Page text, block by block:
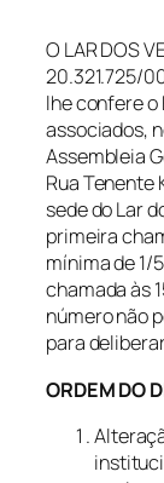
O LAR DOS
20.321.725/
lhe confere
associados,
Assembleia
Rua Tenente
sede do Lar
primeira
mínima de 1/
chamada às
número não
para
ORDEM DO